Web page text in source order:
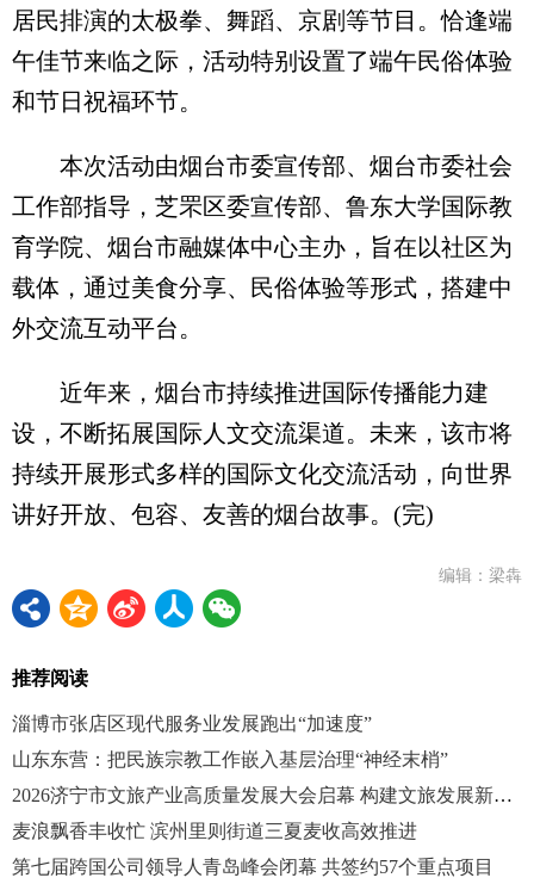
居民排演的太极拳、舞蹈、京剧等节目。恰逢端
午佳节来临之际，活动特别设置了端午民俗体验
和节日祝福环节。
本次活动由烟台市委宣传部、烟台市委社会
工作部指导，芝罘区委宣传部、鲁东大学国际教
育学院、烟台市融媒体中心主办，旨在以社区为
载体，通过美食分享、民俗体验等形式，搭建中
外交流互动平台。
近年来，烟台市持续推进国际传播能力建
设，不断拓展国际人文交流渠道。未来，该市将
持续开展形式多样的国际文化交流活动，向世界
讲好开放、包容、友善的烟台故事。(完)
编辑：梁犇
推荐阅读
淄博市张店区现代服务业发展跑出“加速度”
山东东营：把民族宗教工作嵌入基层治理“神经末梢”
2026济宁市文旅产业高质量发展大会启幕 构建文旅发展新格局
麦浪飘香丰收忙 滨州里则街道三夏麦收高效推进
第七届跨国公司领导人青岛峰会闭幕 共签约57个重点项目